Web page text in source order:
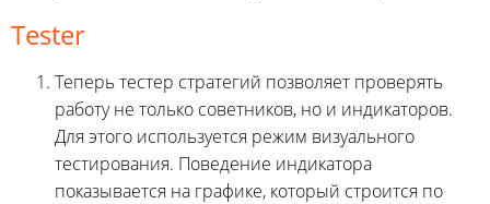
Tester
Теперь тестер стратегий позволяет проверять
работу не только советников, но и индикаторов.
Для этого используется режим визуального
тестирования. Поведение индикатора
показывается на графике, который строится по